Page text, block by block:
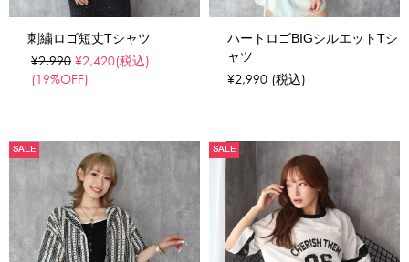
刺繍ロゴ短丈Tシャツ
¥2,990 ¥2,420(税込)
(19%OFF)
ハートロゴBIGシルエットTシ
ャツ
¥2,990 (税込)
SALE SALE